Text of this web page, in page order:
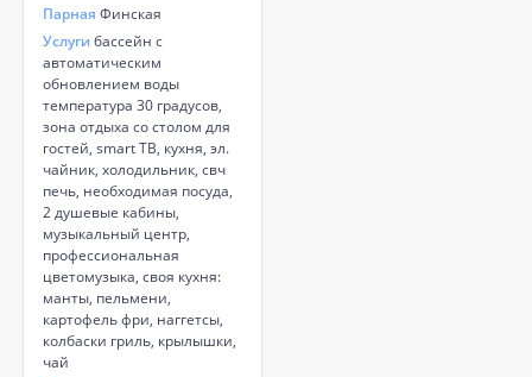
Парная Финская
Услуги бассейн с
автоматическим
обновлением воды
температура 30 градусов,
зона отдыха со столом для
гостей, smart ТВ, кухня, эл.
чайник, холодильник, свч
печь, необходимая посуда,
2 душевые кабины,
музыкальный центр,
профессиональная
цветомузыка, своя кухня:
манты, пельмени,
картофель фри, наггетсы,
колбаски гриль, крылышки,
чай